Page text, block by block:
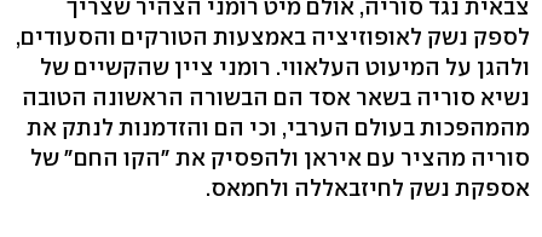
צבאית נגד סוריה, אולם מיט רומני הצהיר שצריך
לספק נשק לאופוזיציה באמצעות הטורקים והסעודים,
ולהגן על המיעוט העלאווי. רומני ציין שהקשיים של
נשיא סוריה בשאר אסד הם הבשורה הראשונה הטובה
מהמהפכות בעולם הערבי, וכי הם והזדמנות לנתק את
סוריה מהציר עם איראן ולהפסיק את "הקו החם" של
אספקת נשק לחיזבאללה ולחמאס.